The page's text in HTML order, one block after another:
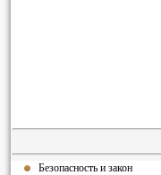
Безопасность и закон